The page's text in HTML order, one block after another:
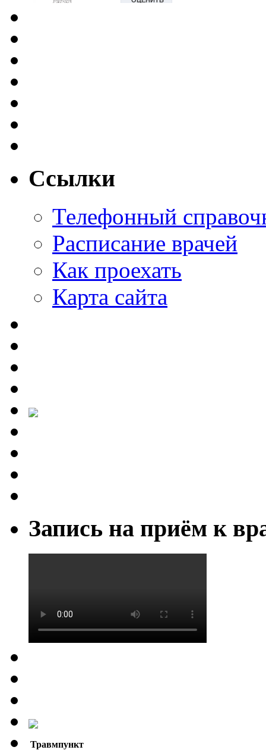
Ссылки
Телефонный
Расписание врачей
Как проехать
Карта сайта
Запись на приём к
Травмпункт